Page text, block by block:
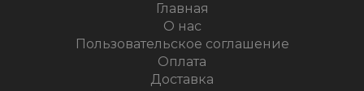
Главная
О нас
Пользовательское соглашение
Оплата
Доставка